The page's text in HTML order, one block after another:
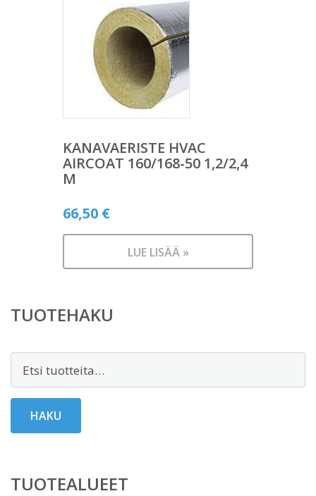
KANAVAERISTE HVAC
AIRCOAT 160/168-50 1,2/2,4
M
66,50 €
LUE LISÄÄ »
TUOTEHAKU
HAKU
TUOTEALUEET